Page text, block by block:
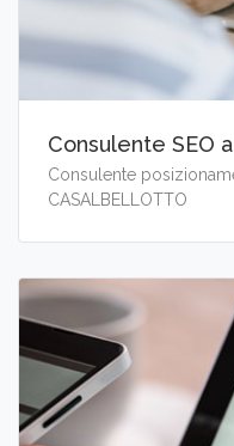
Consulente SEO
Consulente
CASALBELLOTTO